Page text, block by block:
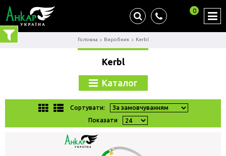
0
Головна Виробник Kerbl
Kerbl
Каталог
Сортувати:
Показати